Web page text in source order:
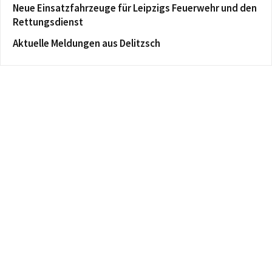
Neue Einsatzfahrzeuge für Leipzigs Feuerwehr und den
Rettungsdienst
Aktuelle Meldungen aus Delitzsch